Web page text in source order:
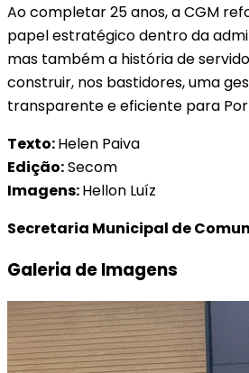
Ao completar 25 anos, a CGM
papel estratégico dentro da
mas também a história de
construir, nos bastidores, uma
transparente e eficiente para
Texto:Helen Paiva
Edição:Secom
Imagens:Hellon Luíz
Secretaria Municipal de
Galeria de Imagens